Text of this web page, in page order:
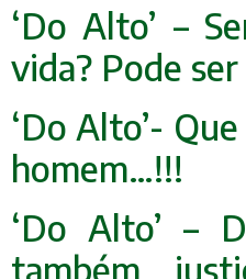
‘Do Alto’ –
vida? Pode
‘Do Alto’-
homem…!!!
‘Do Alto’ –
também